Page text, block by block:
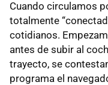
Cuando circulamos
totalmente
cotidianos.
antes de subir al
trayecto, se
programa el